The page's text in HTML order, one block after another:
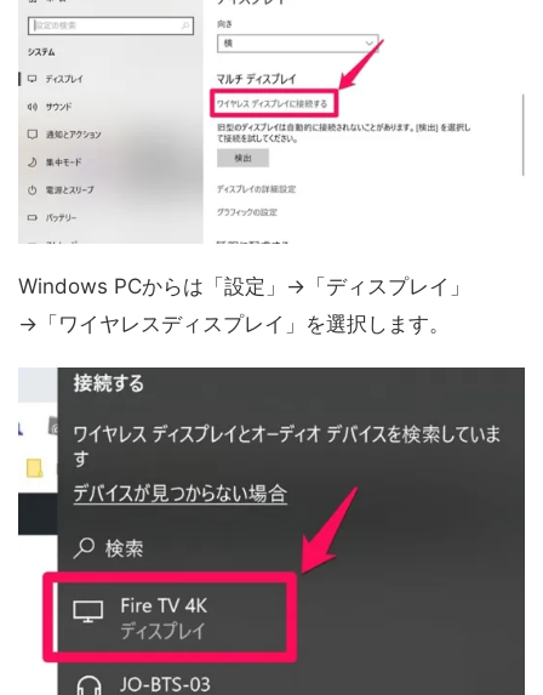
Windows PCからは「設定」→「ディスプレイ」
→「ワイヤレスディスプレイ」を選択します。